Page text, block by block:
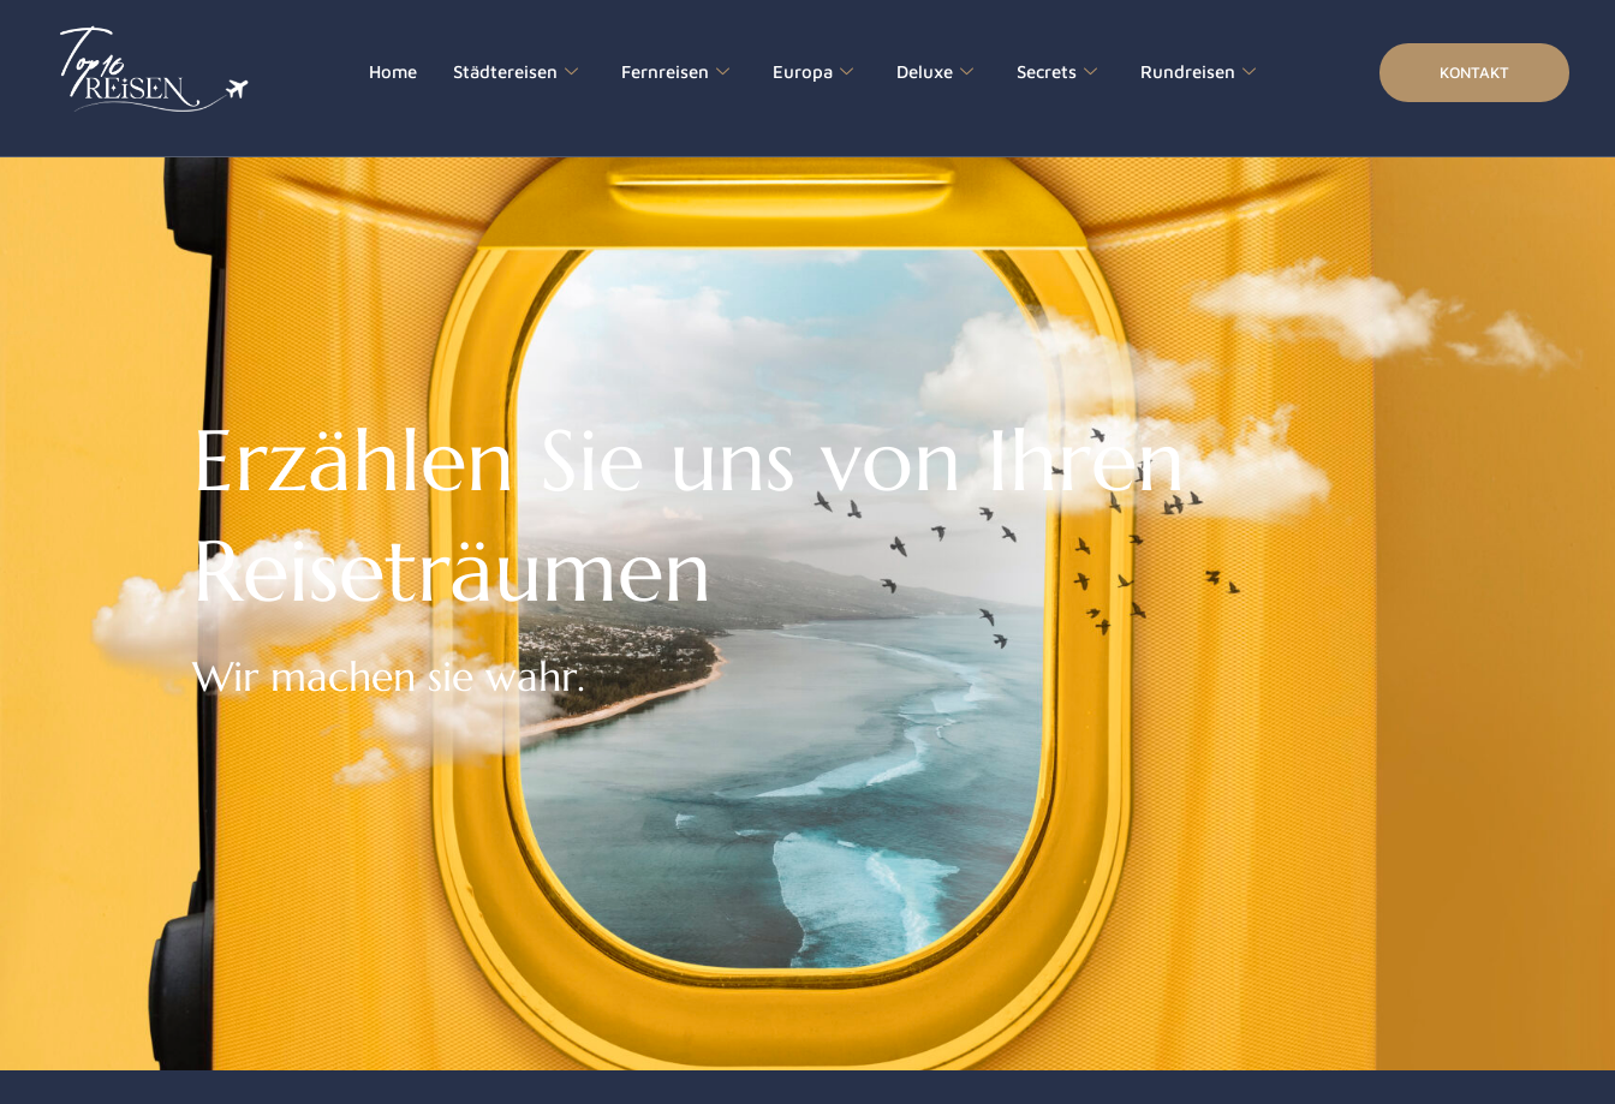
Home Städtereisen Fernreisen Europa Deluxe Secrets Rundreisen KONTAKT
Erzählen Sie uns von Ihren
Reiseträumen
Wir machen sie wahr.